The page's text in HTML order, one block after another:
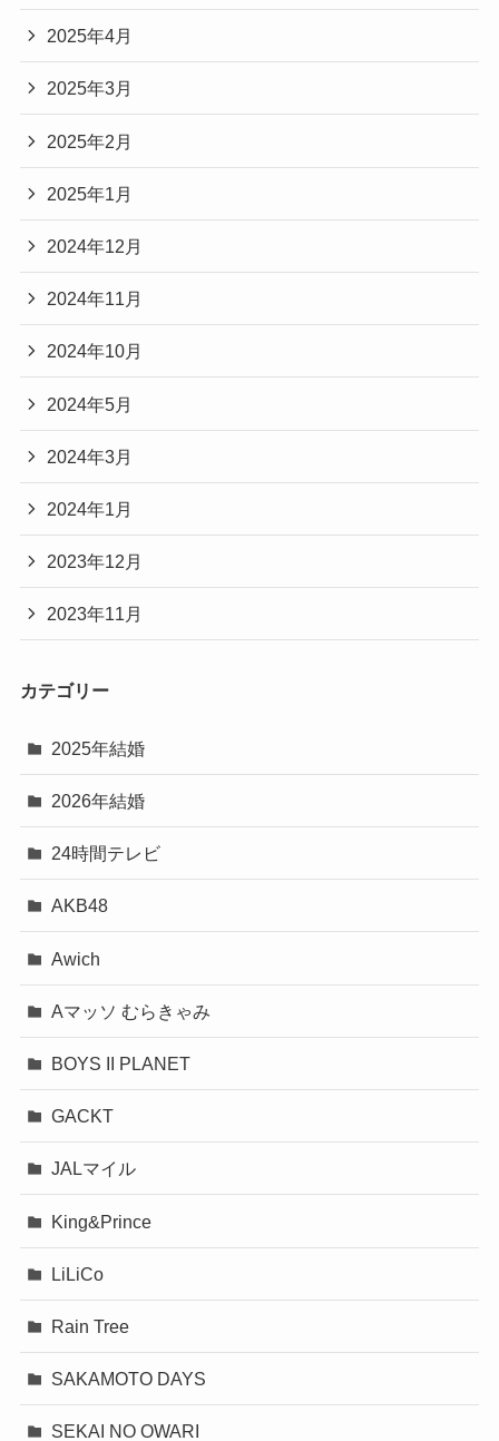
2025年4月
2025年3月
2025年2月
2025年1月
2024年12月
2024年11月
2024年10月
2024年5月
2024年3月
2024年1月
2023年12月
2023年11月
カテゴリー
2025年結婚
2026年結婚
24時間テレビ
AKB48
Awich
Aマッソ むらきゃみ
BOYS II PLANET
GACKT
JALマイル
King&Prince
LiLiCo
Rain Tree
SAKAMOTO DAYS
SEKAI NO OWARI